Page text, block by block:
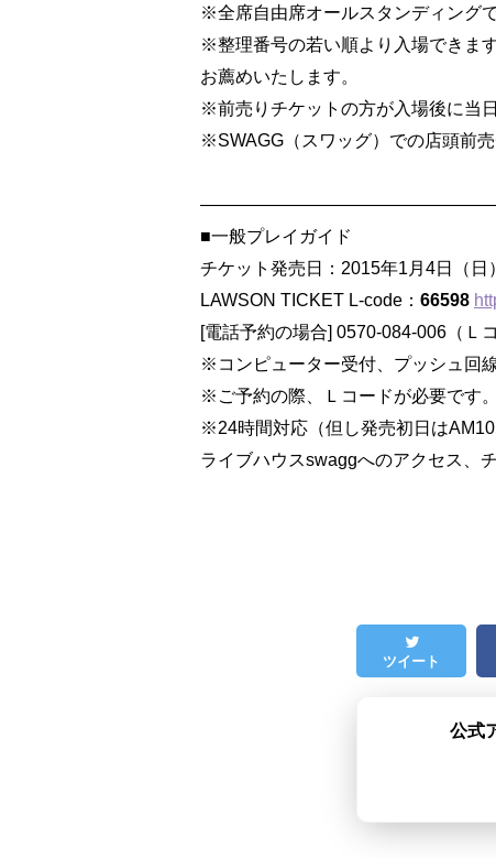
※全席自由席オールスタンディングで
※整理番号の若い順より入場できま
お薦めいたします。
※前売りチケットの方が入場後に当
※SWAGG（スワッグ）での店頭前売
■一般プレイガイド
チケット発売日：2015年1月4日（日
LAWSON TICKET L-code： 66598
[電話予約の場合] 0570-084-006（Ｌ
※コンピューター受付、プッシュ回線
※ご予約の際、Ｌコードが必要です。
※24時間対応（但し発売初日は
ライブハウスswaggへのアクセス、
ツイート
公式